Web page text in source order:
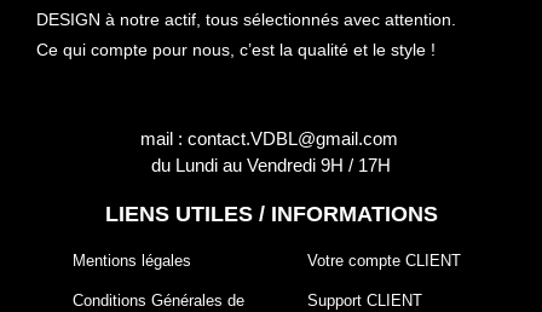
DESIGN à notre actif, tous sélectionnés avec attention.
Ce qui compte pour nous, c’est la qualité et le style !
mail : contact.VDBL@gmail.com
du Lundi au Vendredi 9H / 17H
LIENS UTILES / INFORMATIONS
Mentions légales
Conditions Générales de
Votre compte CLIENT
Support CLIENT